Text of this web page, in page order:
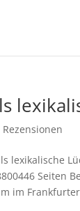
Rezensionen
lexikalische
Seiten
im